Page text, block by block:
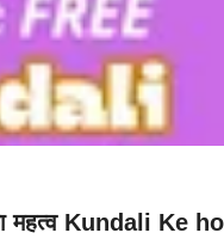
महत्व Kundali Ke